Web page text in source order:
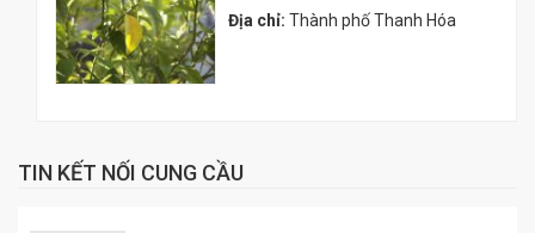
Địa chỉ: Thành phố Thanh Hóa
TIN KẾT NỐI CUNG CẦU